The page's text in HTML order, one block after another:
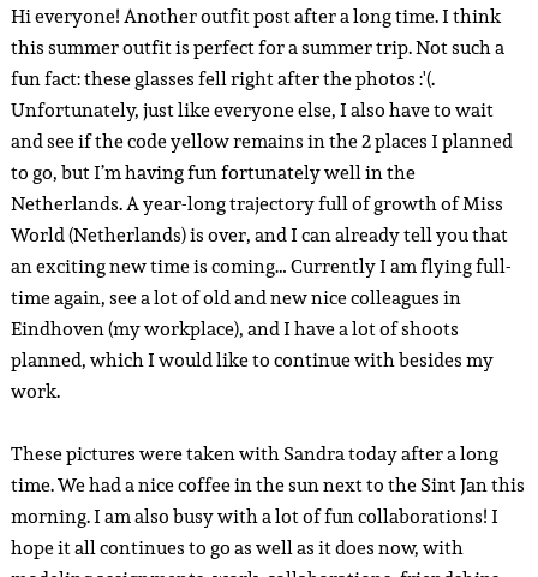
Hi everyone! Another outfit post after a long time. I think
this summer outfit is perfect for a summer trip. Not such a
fun fact: these glasses fell right after the photos :'(.
Unfortunately, just like everyone else, I also have to wait
and see if the code yellow remains in the 2 places I planned
to go, but I’m having fun fortunately well in the
Netherlands. A year-long trajectory full of growth of Miss
World (Netherlands) is over, and I can already tell you that
an exciting new time is coming… Currently I am flying full-
time again, see a lot of old and new nice colleagues in
Eindhoven (my workplace), and I have a lot of shoots
planned, which I would like to continue with besides my
work.
These pictures were taken with Sandra today after a long
time. We had a nice coffee in the sun next to the Sint Jan this
morning. I am also busy with a lot of fun collaborations! I
hope it all continues to go as well as it does now, with